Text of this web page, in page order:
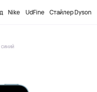
Nike UdFine Стайлер Dyson